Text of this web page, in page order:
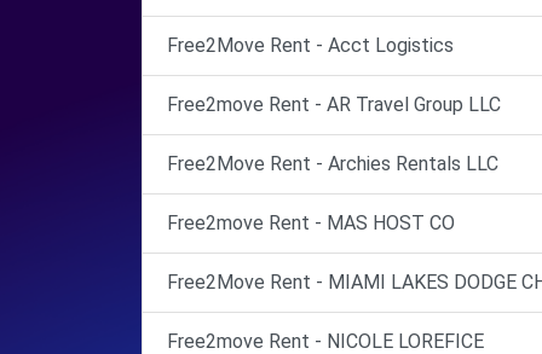
Free2Move Rent - Acct Logistics
Free2move Rent - AR Travel Group LLC
Free2Move Rent - Archies Rentals LLC
Free2move Rent - MAS HOST CO
Free2Move Rent - MIAMI LAKES DODGE
Free2move Rent - NICOLE LOREFICE